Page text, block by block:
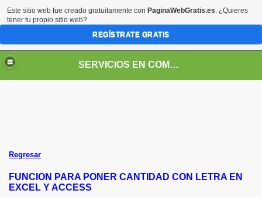
SERVICIOS EN COMPUTACION
Regresar
FUNCION PARA PONER CANTIDAD CON LETRA EN
EXCEL Y ACCESS
En visual basic a diferencia de una formula de excel, los datos de fechas los
COMBOBOX
Para impedir que un usuario escriba datos en un combobox, y solo le permita
Este sitio web fue creado gratuitamente con PaginaWebGratis.es. ¿Quieres
tener tu propio sitio web?
REGÍSTRATE GRATIS